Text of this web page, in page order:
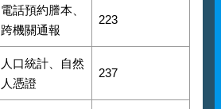
電話預約謄本、
跨機關通報
223
人口統計、自然
人憑證
237